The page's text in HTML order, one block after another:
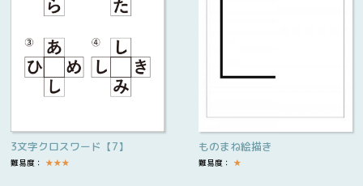
3文字クロスワード【7】
難易度： ★★★
ものまね絵描き
難易度： ★